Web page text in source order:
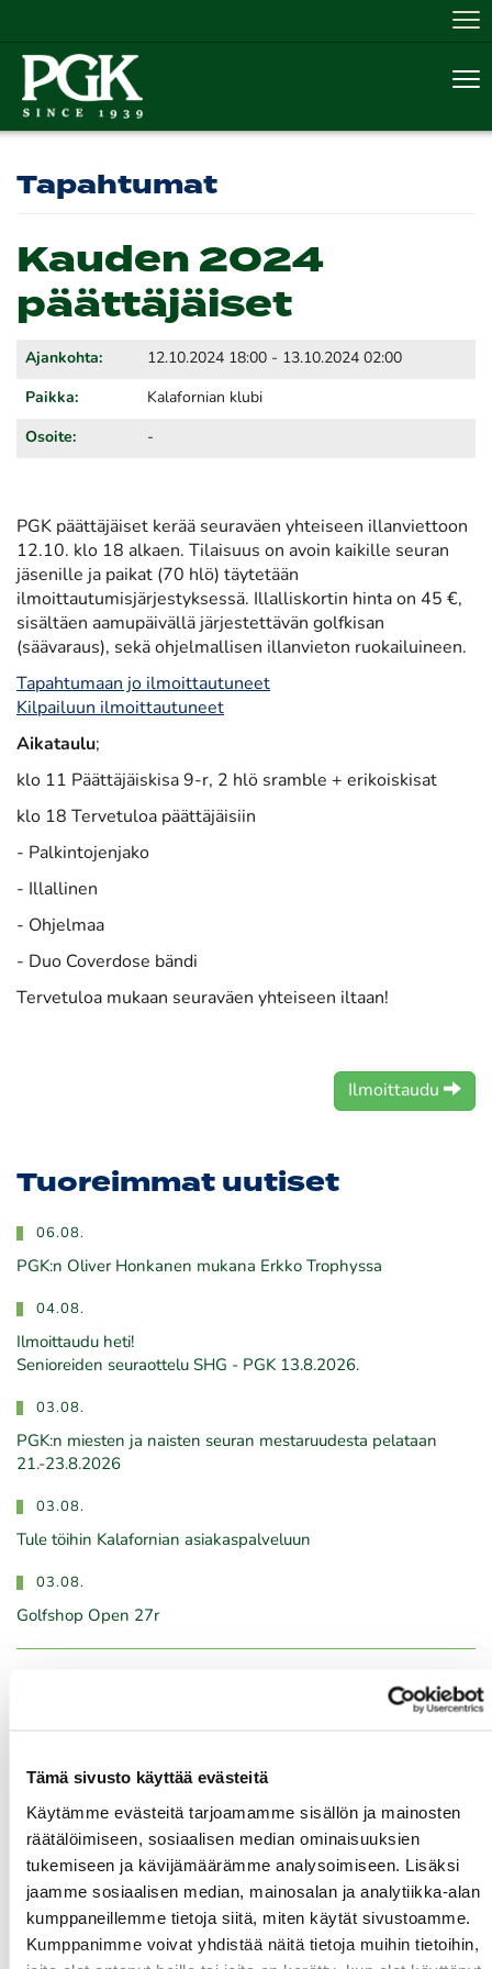
Tämä sivusto käyttää evästeitä
Käytämme evästeitä tarjoamamme sisällön ja mainosten
räätälöimiseen, sosiaalisen median ominaisuuksien
tukemiseen ja kävijämäärämme analysoimiseen. Lisäksi
jaamme sosiaalisen median, mainosalan ja analytiikka-alan
kumppaneillemme tietoja siitä, miten käytät sivustoamme.
Kumppanimme voivat yhdistää näitä tietoja muihin tietoihin,
Tapahtumat
Kauden 2024
päättäjäiset
Ajankohta: 12.10.2024 18:00 - 13.10.2024 02:00
Paikka: Kalafornian klubi
Osoite: -
PGK päättäjäiset kerää seuraväen yhteiseen illanviettoon
12.10. klo 18 alkaen. Tilaisuus on avoin kaikille seuran
jäsenille ja paikat (70 hlö) täytetään
ilmoittautumisjärjestyksessä. Illalliskortin hinta on 45 €,
sisältäen aamupäivällä järjestettävän golfkisan
(säävaraus), sekä ohjelmallisen illanvieton ruokailuineen.
Tapahtumaan jo ilmoittautuneet
Kilpailuun ilmoittautuneet
Aikataulu;
klo 11 Päättäjäiskisa 9-r, 2 hlö sramble + erikoiskisat
klo 18 Tervetuloa päättäjäisiin
- Palkintojenjako
- Illallinen
- Ohjelmaa
- Duo Coverdose bändi
Tervetuloa mukaan seuraväen yhteiseen iltaan!
Ilmoittaudu
Tuoreimmat uutiset
06.08.
PGK:n Oliver Honkanen mukana Erkko Trophyssa
04.08.
Ilmoittaudu heti!
​​​​​​​Senioreiden seuraottelu SHG - PGK 13.8.2026.
03.08.
PGK:n miesten ja naisten seuran mestaruudesta pelataan
21.-23.8.2026
03.08.
Tule töihin Kalafornian asiakaspalveluun
03.08.
Golfshop Open 27r
08.08.
Green Card kurssi La 8.8. klo 10-14
10.08.
Green Card kurssi Ma 10.8. klo 17-21